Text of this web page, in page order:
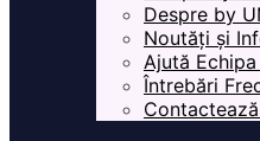
Despre by
Noutăți și
Ajută
Întrebări